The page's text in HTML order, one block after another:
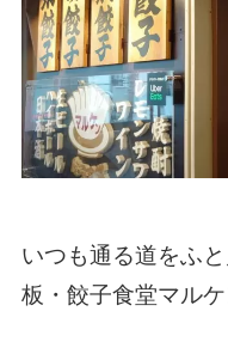
いつも通る道をふ
板・餃子食堂マルケ